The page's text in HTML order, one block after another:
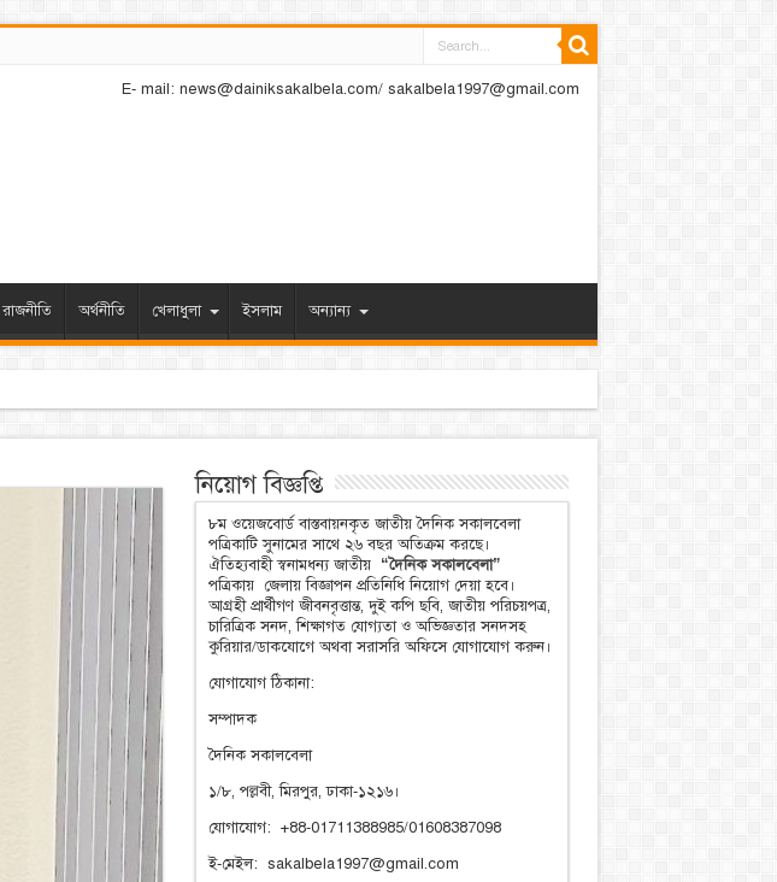
E- mail: news@dainiksakalbela.com/ sakalbela1997@gmail.com
রাজনীতি অর্থনীতি খেলাধুলা ইসলাম অন্যান্য
নিয়োগ বিজ্ঞপ্তি
৮ম ওয়েজবোর্ড বাস্তবায়নকৃত জাতীয় দৈনিক সকালবেলা
পত্রিকাটি সুনামের সাথে ২৬ বছর অতিক্রম করছে।
ঐতিহ্যবাহী স্বনামধন্য জাতীয় “দৈনিক সকালবেলা”
পত্রিকায় জেলায় বিজ্ঞাপন প্রতিনিধি নিয়োগ দেয়া হবে।
আগ্রহী প্রার্থীগণ জীবনবৃত্তান্ত, দুই কপি ছবি, জাতীয় পরিচয়পত্র,
চারিত্রিক সনদ, শিক্ষাগত যোগ্যতা ও অভিজ্ঞতার সনদসহ
কুরিয়ার/ডাকযোগে অথবা সরাসরি অফিসে যোগাযোগ করুন।
যোগাযোগ ঠিকানা:
সম্পাদক
দৈনিক সকালবেলা
১/৮, পল্লবী, মিরপুর, ঢাকা-১২১৬।
যোগাযোগ: +88-01711388985/01608387098
ই-মেইল: sakalbela1997@gmail.com